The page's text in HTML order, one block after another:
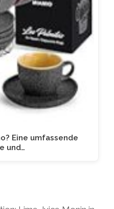
Eine umfassende
und…